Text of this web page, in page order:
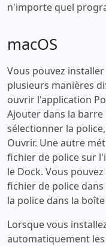
n'importe quel
macOS
Vous pouvez
plusieurs manières
ouvrir l'application
Ajouter dans la
sélectionner la
Ouvrir. Une autre
fichier de police sur
le Dock. Vous
fichier de police
la police dans la
Lorsque vous
automatiquement